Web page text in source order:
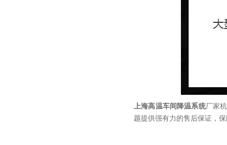
上海高温车间降温系统厂家
题提供强有力的售后保证，